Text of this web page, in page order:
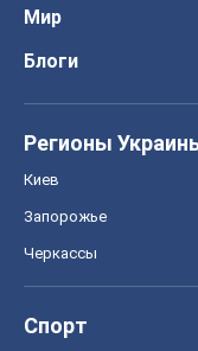
Мир
Блоги
Регионы
Киев
Запорожье
Черкассы
Спорт